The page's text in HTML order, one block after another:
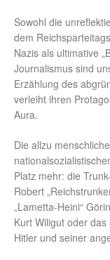
Sowohl die
dem
Nazis als ultimative
Journalismus sind
Erzählung des
verleiht ihren
Aura.
Die allzu
Platz mehr: die
Robert
„Lametta-Heini“
Kurt Wiligut oder
Hitler und seiner